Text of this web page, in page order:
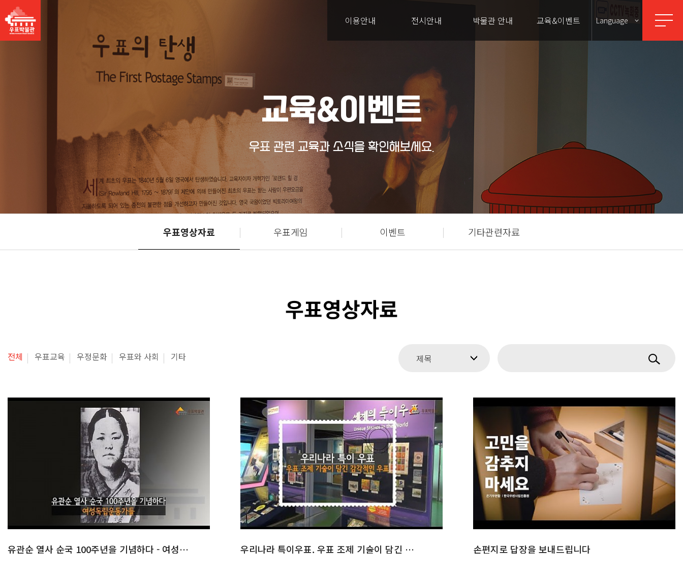
이용안내 전시안내 박물관 안내 교육&이벤트 Language
교육&이벤트
우표 관련 교육과 소식을 확인해보세요.
우표영상자료 우표게임 이벤트 기타관련자료
우표영상자료
전체 우표교육 우정문화 우표와 사회 기타
유관순 열사 순국 100주년을 기념하다 - 여성독립운동가들 우리나라 특이우표. 우표 조제 기술이 담긴 감각적인 우표 손편지로 답장을 보내드립니다